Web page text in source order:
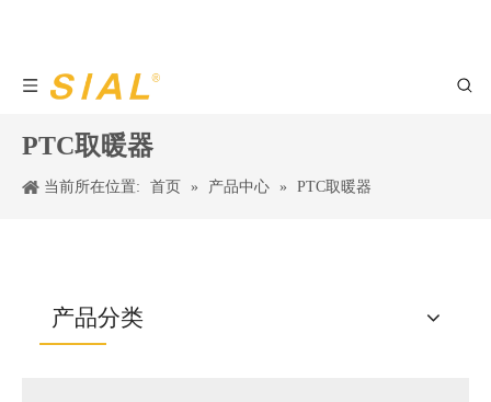
PTC取暖器
当前所在位置: 首页 » 产品中心 » PTC取暖器
产品分类